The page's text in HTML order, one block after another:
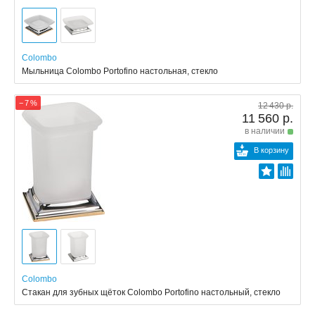
Colombo
Мыльница Colombo Portofino настольная, стекло
− 7 % 12 430 р.
11 560 р.
в наличии
В корзину
Colombo
Стакан для зубных щёток Colombo Portofino настольный, стекло